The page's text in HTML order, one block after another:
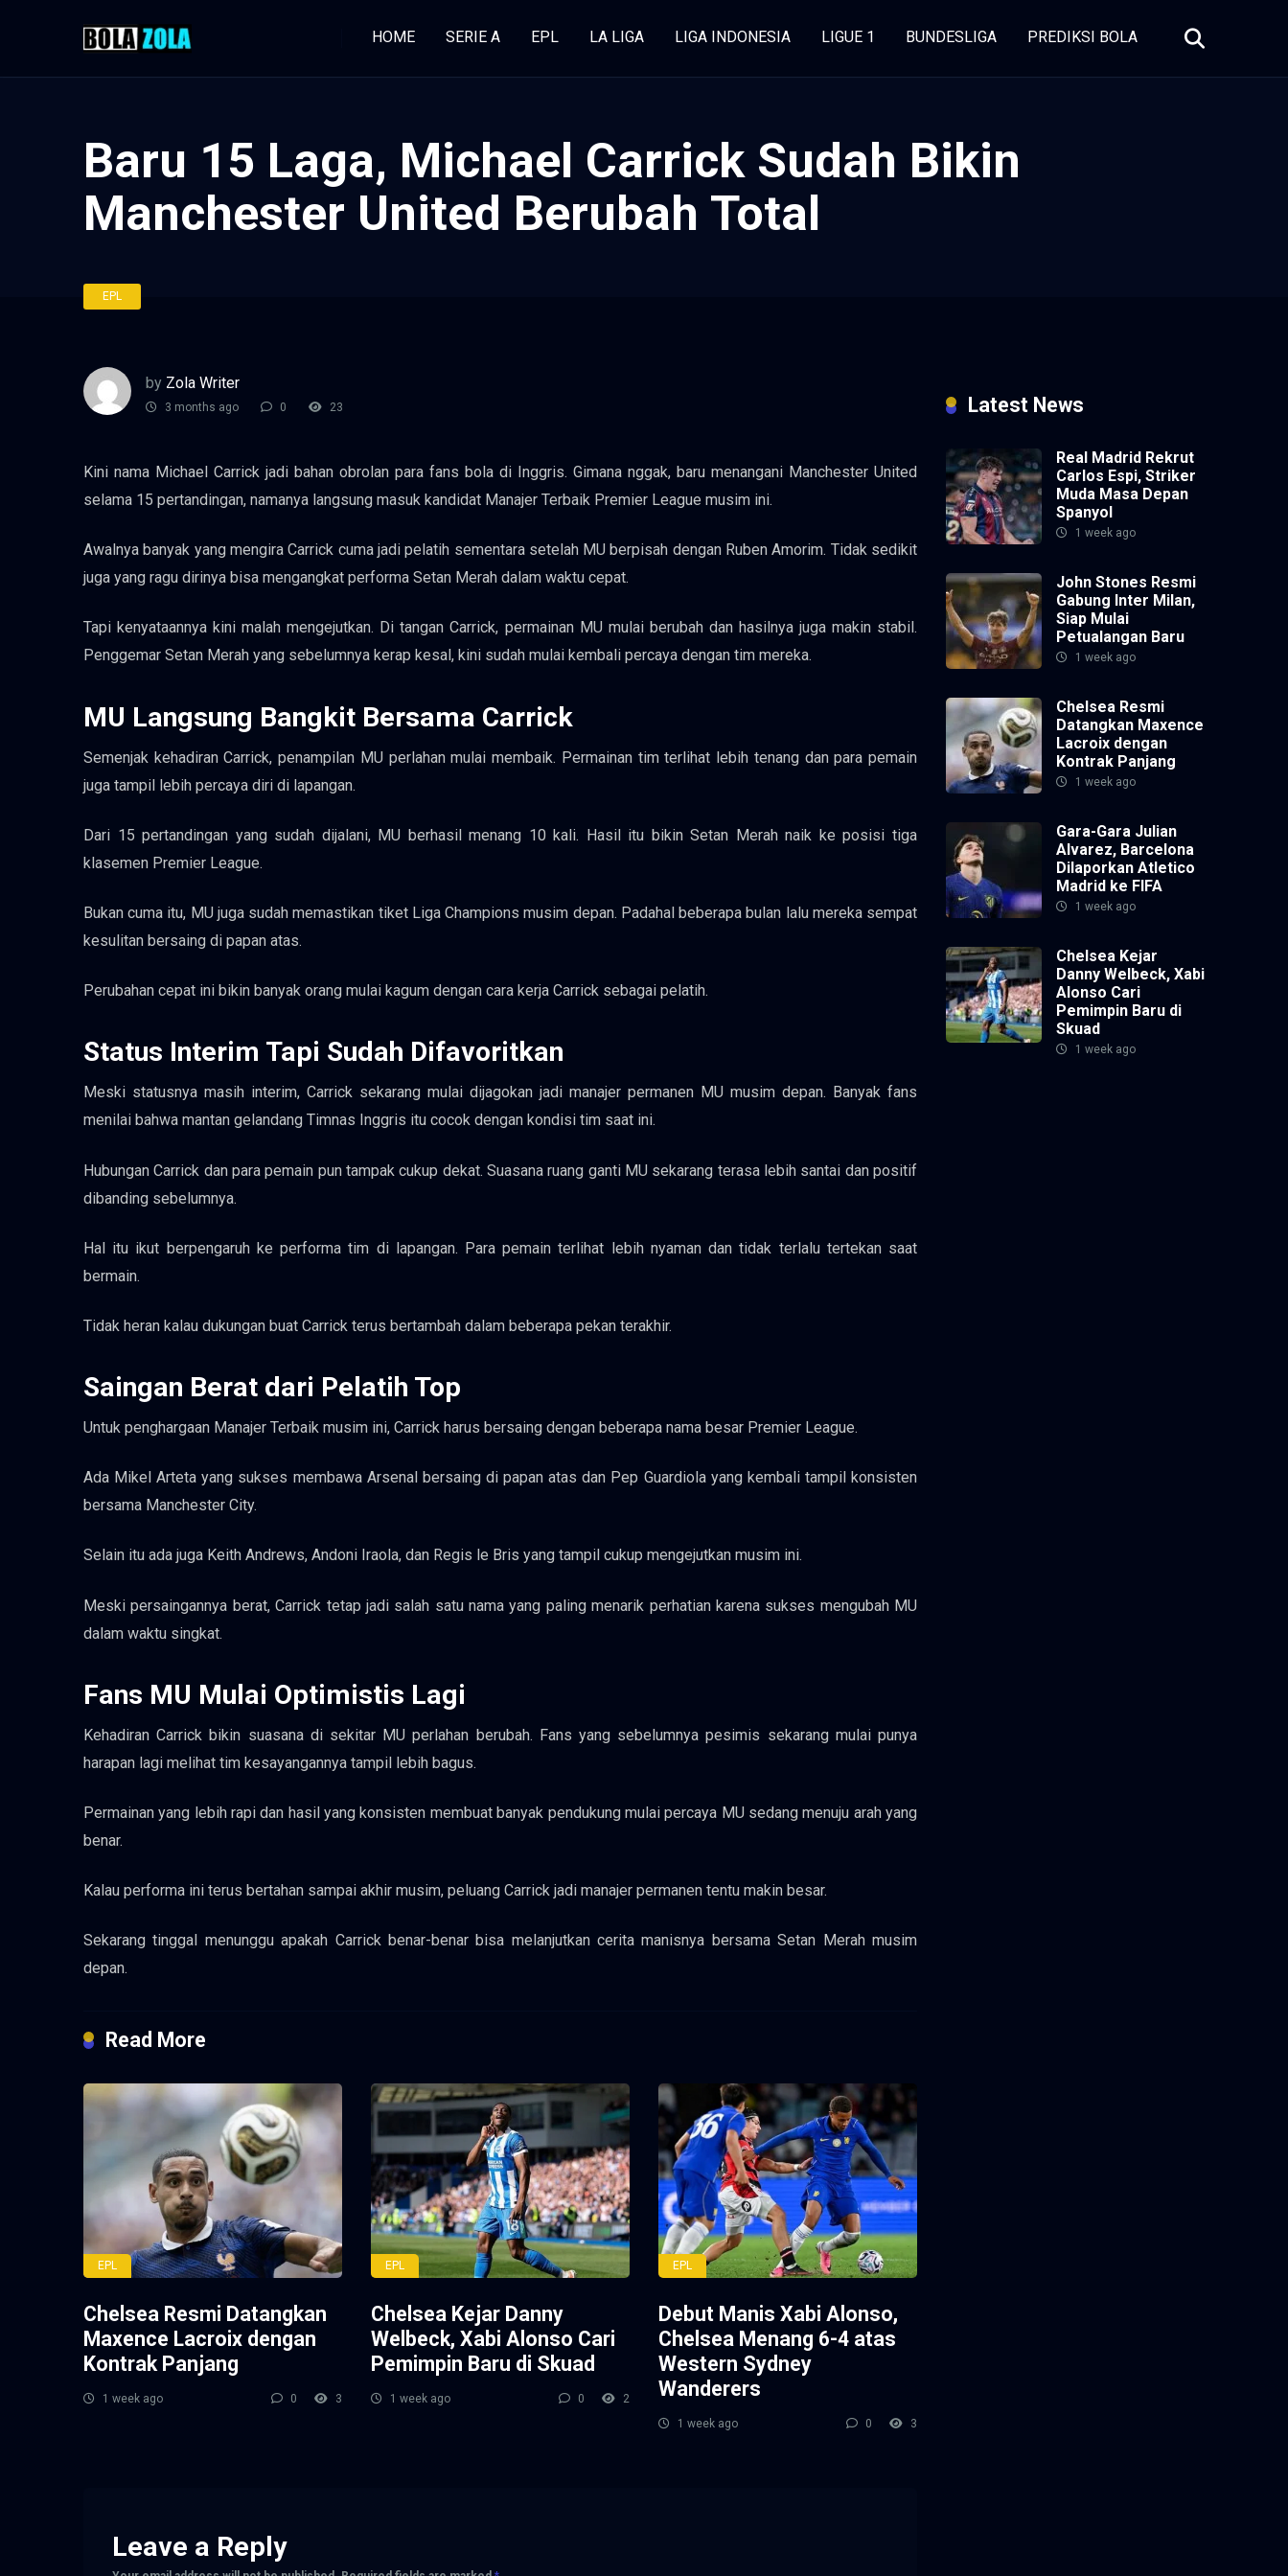
HOME SERIE A EPL LA LIGA LIGA INDONESIA LIGUE 1 BUNDESLIGA PREDIKSI BOLA
Baru 15 Laga, Michael Carrick Sudah Bikin
Manchester United Berubah Total
EPL
by Zola Writer
3 months ago 0 23
Kini nama Michael Carrick jadi bahan obrolan para fans bola di Inggris. Gimana nggak, baru menangani Manchester United
selama 15 pertandingan, namanya langsung masuk kandidat Manajer Terbaik Premier League musim ini.
Awalnya banyak yang mengira Carrick cuma jadi pelatih sementara setelah MU berpisah dengan Ruben Amorim. Tidak sedikit
juga yang ragu dirinya bisa mengangkat performa Setan Merah dalam waktu cepat.
Tapi kenyataannya kini malah mengejutkan. Di tangan Carrick, permainan MU mulai berubah dan hasilnya juga makin stabil.
Penggemar Setan Merah yang sebelumnya kerap kesal, kini sudah mulai kembali percaya dengan tim mereka.
MU Langsung Bangkit Bersama Carrick
Semenjak kehadiran Carrick, penampilan MU perlahan mulai membaik. Permainan tim terlihat lebih tenang dan para pemain
juga tampil lebih percaya diri di lapangan.
Dari 15 pertandingan yang sudah dijalani, MU berhasil menang 10 kali. Hasil itu bikin Setan Merah naik ke posisi tiga
klasemen Premier League.
Bukan cuma itu, MU juga sudah memastikan tiket Liga Champions musim depan. Padahal beberapa bulan lalu mereka sempat
kesulitan bersaing di papan atas.
Perubahan cepat ini bikin banyak orang mulai kagum dengan cara kerja Carrick sebagai pelatih.
Status Interim Tapi Sudah Difavoritkan
Meski statusnya masih interim, Carrick sekarang mulai dijagokan jadi manajer permanen MU musim depan. Banyak fans
menilai bahwa mantan gelandang Timnas Inggris itu cocok dengan kondisi tim saat ini.
Hubungan Carrick dan para pemain pun tampak cukup dekat. Suasana ruang ganti MU sekarang terasa lebih santai dan positif
dibanding sebelumnya.
Hal itu ikut berpengaruh ke performa tim di lapangan. Para pemain terlihat lebih nyaman dan tidak terlalu tertekan saat
bermain.
Tidak heran kalau dukungan buat Carrick terus bertambah dalam beberapa pekan terakhir.
Saingan Berat dari Pelatih Top
Untuk penghargaan Manajer Terbaik musim ini, Carrick harus bersaing dengan beberapa nama besar Premier League.
Ada Mikel Arteta yang sukses membawa Arsenal bersaing di papan atas dan Pep Guardiola yang kembali tampil konsisten
bersama Manchester City.
Selain itu ada juga Keith Andrews, Andoni Iraola, dan Regis le Bris yang tampil cukup mengejutkan musim ini.
Meski persaingannya berat, Carrick tetap jadi salah satu nama yang paling menarik perhatian karena sukses mengubah MU
dalam waktu singkat.
Fans MU Mulai Optimistis Lagi
Kehadiran Carrick bikin suasana di sekitar MU perlahan berubah. Fans yang sebelumnya pesimis sekarang mulai punya
harapan lagi melihat tim kesayangannya tampil lebih bagus.
Permainan yang lebih rapi dan hasil yang konsisten membuat banyak pendukung mulai percaya MU sedang menuju arah yang
benar.
Kalau performa ini terus bertahan sampai akhir musim, peluang Carrick jadi manajer permanen tentu makin besar.
Sekarang tinggal menunggu apakah Carrick benar-benar bisa melanjutkan cerita manisnya bersama Setan Merah musim
depan.
Read More
EPL
Chelsea Resmi Datangkan
Maxence Lacroix dengan
Kontrak Panjang
1 week ago 0 3
EPL
Chelsea Kejar Danny
Welbeck, Xabi Alonso Cari
Pemimpin Baru di Skuad
1 week ago 0 2
EPL
Debut Manis Xabi Alonso,
Chelsea Menang 6-4 atas
Western Sydney
Wanderers
1 week ago 0 3
Leave a Reply
Latest News
Real Madrid Rekrut
Carlos Espi, Striker
Muda Masa Depan
Spanyol
1 week ago
John Stones Resmi
Gabung Inter Milan,
Siap Mulai
Petualangan Baru
1 week ago
Chelsea Resmi
Datangkan Maxence
Lacroix dengan
Kontrak Panjang
1 week ago
Gara-Gara Julian
Alvarez, Barcelona
Dilaporkan Atletico
Madrid ke FIFA
1 week ago
Chelsea Kejar
Danny Welbeck, Xabi
Alonso Cari
Pemimpin Baru di
Skuad
1 week ago